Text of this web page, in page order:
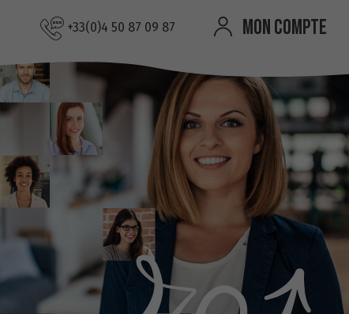
+33(0)4 50 87 09 87 MON COMPTE